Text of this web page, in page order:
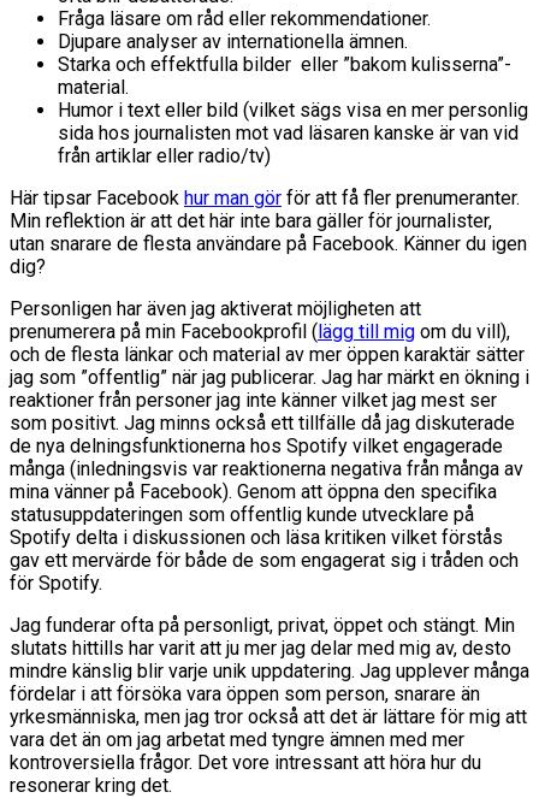
Fråga läsare om råd eller rekommendationer.
Djupare analyser av internationella ämnen.
Starka och effektfulla bilder eller ”bakom kulisserna”-
material.
Humor i text eller bild (vilket sägs visa en mer personlig
sida hos journalisten mot vad läsaren kanske är van vid
från artiklar eller radio/tv)
Här tipsar Facebook hur man gör för att få fler prenumeranter.
Min reflektion är att det här inte bara gäller för journalister,
utan snarare de flesta användare på Facebook. Känner du igen
dig?
Personligen har även jag aktiverat möjligheten att
prenumerera på min Facebookprofil (lägg till mig om du vill),
och de flesta länkar och material av mer öppen karaktär sätter
jag som ”offentlig” när jag publicerar. Jag har märkt en ökning i
reaktioner från personer jag inte känner vilket jag mest ser
som positivt. Jag minns också ett tillfälle då jag diskuterade
de nya delningsfunktionerna hos Spotify vilket engagerade
många (inledningsvis var reaktionerna negativa från många av
mina vänner på Facebook). Genom att öppna den specifika
statusuppdateringen som offentlig kunde utvecklare på
Spotify delta i diskussionen och läsa kritiken vilket förstås
gav ett mervärde för både de som engagerat sig i tråden och
för Spotify.
Jag funderar ofta på personligt, privat, öppet och stängt. Min
slutats hittills har varit att ju mer jag delar med mig av, desto
mindre känslig blir varje unik uppdatering. Jag upplever många
fördelar i att försöka vara öppen som person, snarare än
yrkesmänniska, men jag tror också att det är lättare för mig att
vara det än om jag arbetat med tyngre ämnen med mer
kontroversiella frågor. Det vore intressant att höra hur du
resonerar kring det.